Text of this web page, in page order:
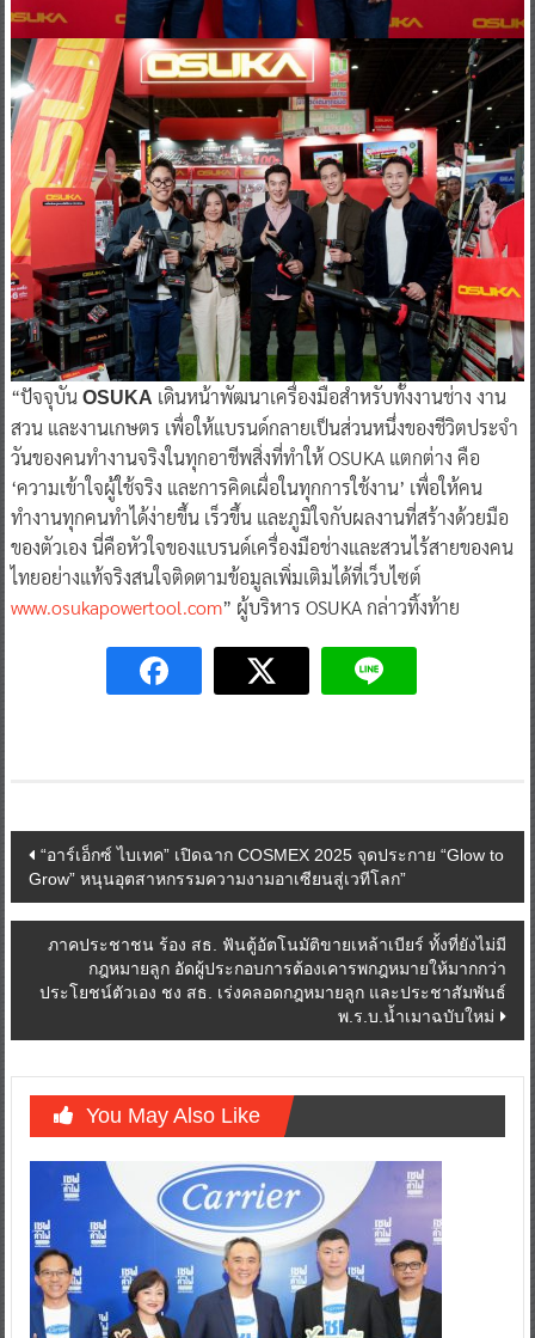
“ปัจจุบัน OSUKA เดินหน้าพัฒนาเครื่องมือสำหรับทั้งงานช่าง งาน
สวน และงานเกษตร เพื่อให้แบรนด์กลายเป็นส่วนหนึ่งของชีวิตประจำ
วันของคนทำงานจริงในทุกอาชีพสิ่งที่ทำให้ OSUKA แตกต่าง คือ
‘ความเข้าใจผู้ใช้จริง และการคิดเผื่อในทุกการใช้งาน’ เพื่อให้คน
ทำงานทุกคนทำได้ง่ายขึ้น เร็วขึ้น และภูมิใจกับผลงานที่สร้างด้วยมือ
ของตัวเอง นี่คือหัวใจของแบรนด์เครื่องมือช่างและสวนไร้สายของคน
ไทยอย่างแท้จริงสนใจติดตามข้อมูลเพิ่มเติมได้ที่เว็บไซต์
www.osukapowertool.com” ผู้บริหาร OSUKA กล่าวทิ้งท้าย
Post
navigation
“อาร์เอ็กซ์ ไบเทค” เปิดฉาก COSMEX 2025 จุดประกาย “Glow to
Grow” หนุนอุตสาหกรรมความงามอาเซียนสู่เวทีโลก”
ภาคประชาชน ร้อง สธ. ฟันตู้อัตโนมัติขายเหล้าเบียร์ ทั้งที่ยังไม่มี
กฎหมายลูก อัดผู้ประกอบการต้องเคารพกฎหมายให้มากกว่า
ประโยชน์ตัวเอง ชง สธ. เร่งคลอดกฎหมายลูก และประชาสัมพันธ์
พ.ร.บ.น้ำเมาฉบับใหม่
You May Also Like